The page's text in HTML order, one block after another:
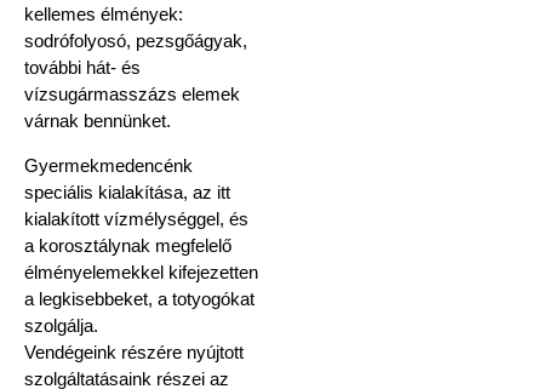
kellemes élmények:
sodrófolyosó, pezsgőágyak,
további hát- és
vízsugármasszázs elemek
várnak bennünket.
Gyermekmedencénk
speciális kialakítása, az itt
kialakított vízmélységgel, és
a korosztálynak megfelelő
élményelemekkel kifejezetten
a legkisebbeket, a totyogókat
szolgálja.
Vendégeink részére nyújtott
szolgáltatásaink részei az